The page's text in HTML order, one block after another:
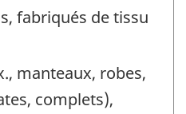
fabriqués de tissu
manteaux, robes,
complets),